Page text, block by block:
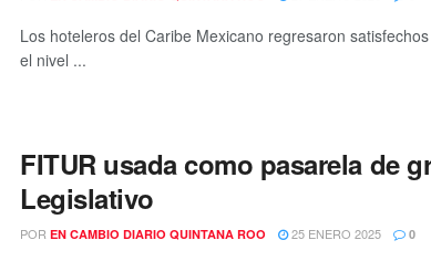
Los hoteleros del Caribe Mexicano regresaron
el nivel ...
FITUR usada como pasarela de
Legislativo
POR EN CAMBIO DIARIO QUINTANA ROO 25 ENERO 2025 0